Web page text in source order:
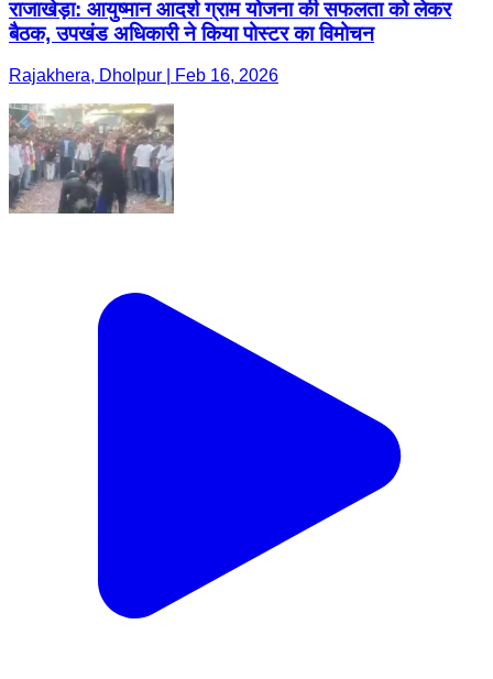
राजाखेड़ा: आयुष्मान आदर्श ग्राम योजना की सफलता को लेकर
बैठक, उपखंड अधिकारी ने किया पोस्टर का विमोचन
Rajakhera, Dholpur | Feb 16, 2026